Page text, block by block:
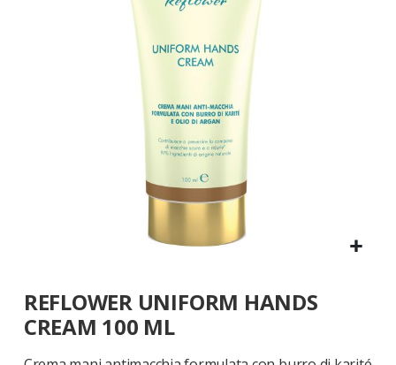
all'inizio
della
galleria
di
REFLOWER UNIFORM HANDS
CREAM 100 ML